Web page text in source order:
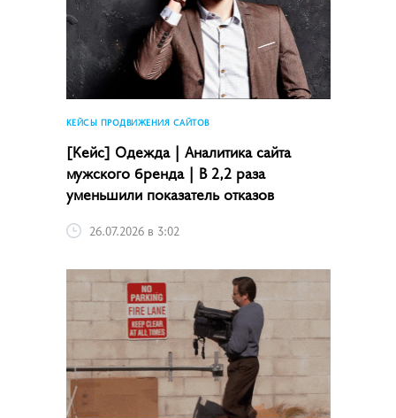
КЕЙСЫ ПРОДВИЖЕНИЯ САЙТОВ
[Кейс] Одежда | Аналитика сайта
мужского бренда | В 2,2 раза
уменьшили показатель отказов
26.07.2026 в 3:02